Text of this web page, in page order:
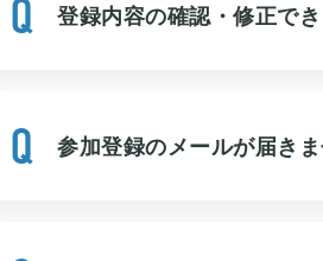
登録内容の確認・修正で
参加登録のメールが届きま